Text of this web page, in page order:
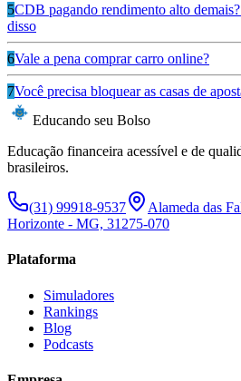
5CDB pagando rendimento alto
disso
6Vale a pena comprar carro online?
7Você precisa bloquear as casas de
Educando seu Bolso
Educação financeira acessível e de
brasileiros.
(31) 99918-9537
Alameda das
Horizonte - MG, 31275-070
Plataforma
Simuladores
Rankings
Blog
Podcasts